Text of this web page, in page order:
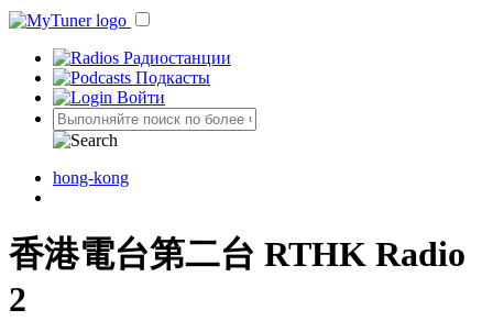
Pадиостанции
Подкасты
Войти
hong-kong
香港電台第二台 RTHK Radio
2